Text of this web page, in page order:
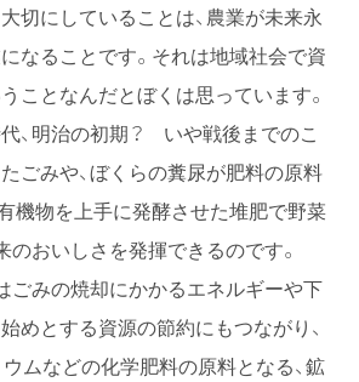
切にしていることは、農業が未来永
なることです。それは地域社会で資
ことなんだとぼくは思っています。
、明治の初期？ いや戦後までのこ
ごみや、ぼくらの糞尿が肥料の原料
機物を上手に発酵させた堆肥で野菜
のおいしさを発揮できるのです。
ごみの焼却にかかるエネルギーや下
めとする資源の節約にもつながり、
ウムなどの化学肥料の原料となる、鉱